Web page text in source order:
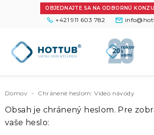
OBJEDNAJTE SA NA ODBORNÚ
+421 911 603 782
Domov - Chránené heslom: Video návody
Obsah je chránený heslom. Pre
vaše heslo: